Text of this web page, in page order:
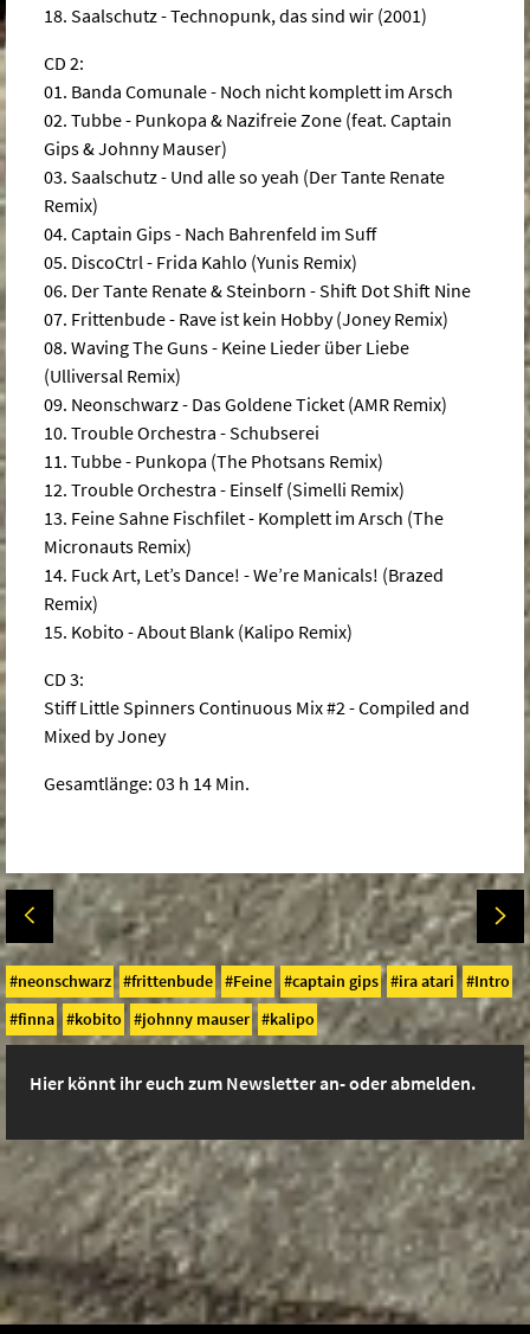
18. Saalschutz - Technopunk, das sind wir (2001)
CD 2:
01. Banda Comunale - Noch nicht komplett im Arsch
02. Tubbe - Punkopa & Nazifreie Zone (feat. Captain
Gips & Johnny Mauser)
03. Saalschutz - Und alle so yeah (Der Tante Renate
Remix)
04. Captain Gips - Nach Bahrenfeld im Suff
05. DiscoCtrl - Frida Kahlo (Yunis Remix)
06. Der Tante Renate & Steinborn - Shift Dot Shift Nine
07. Frittenbude - Rave ist kein Hobby (Joney Remix)
08. Waving The Guns - Keine Lieder über Liebe
(Ulliversal Remix)
09. Neonschwarz - Das Goldene Ticket (AMR Remix)
10. Trouble Orchestra - Schubserei
11. Tubbe - Punkopa (The Photsans Remix)
12. Trouble Orchestra - Einself (Simelli Remix)
13. Feine Sahne Fischfilet - Komplett im Arsch (The
Micronauts Remix)
14. Fuck Art, Let’s Dance! - We’re Manicals! (Brazed
Remix)
15. Kobito - About Blank (Kalipo Remix)
CD 3:
Stiff Little Spinners Continuous Mix #2 - Compiled and
Mixed by Joney
Gesamtlänge: 03 h 14 Min.
neonschwarz frittenbude Feine captain gips ira atari
Intro
finna
kobito johnny mauser kalipo
Hier könnt ihr euch zum Newsletter an- oder abmelden.